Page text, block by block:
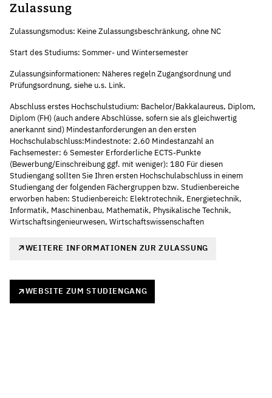
Zulassung
Zulassungsmodus: Keine Zulassungsbeschränkung, ohne NC
Start des Studiums: Sommer- und Wintersemester
Zulassungsinformationen: Näheres regeln Zugangsordnung und
Prüfungsordnung, siehe u.s. Link.
Abschluss erstes Hochschulstudium: Bachelor/Bakkalaureus, Diplom,
Diplom (FH) (auch andere Abschlüsse, sofern sie als gleichwertig
anerkannt sind) Mindestanforderungen an den ersten
Hochschulabschluss:Mindestnote: 2.60 Mindestanzahl an
Fachsemester: 6 Semester Erforderliche ECTS-Punkte
(Bewerbung/Einschreibung ggf. mit weniger): 180 Für diesen
Studiengang sollten Sie Ihren ersten Hochschulabschluss in einem
Studiengang der folgenden Fächergruppen bzw. Studienbereiche
erworben haben: Studienbereich: Elektrotechnik, Energietechnik,
Informatik, Maschinenbau, Mathematik, Physikalische Technik,
Wirtschaftsingenieurwesen, Wirtschaftswissenschaften
WEITERE INFORMATIONEN ZUR ZULASSUNG
WEBSITE ZUM STUDIENGANG